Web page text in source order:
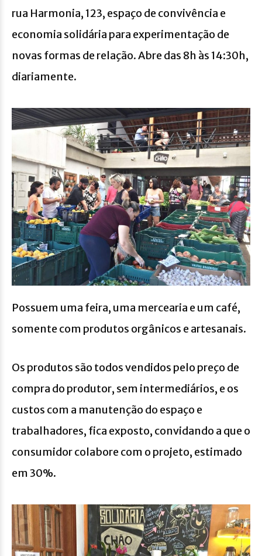
rua Harmonia, 123, espaço de convivência e
economia solidária para experimentação de
novas formas de relação. Abre das 8h às 14:30h,
diariamente.
Possuem uma feira, uma mercearia e um café,
somente com produtos orgânicos e artesanais.
Os produtos são todos vendidos pelo preço de
compra do produtor, sem intermediários, e os
custos com a manutenção do espaço e
trabalhadores, fica exposto, convidando a que o
consumidor colabore com o projeto, estimado
em 30%.